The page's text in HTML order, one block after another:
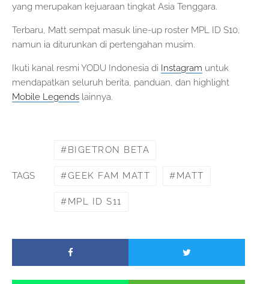
yang merupakan kejuaraan tingkat Asia Tenggara.
Terbaru, Matt sempat masuk line-up roster MPL ID S10,
namun ia diturunkan di pertengahan musim.
Ikuti kanal resmi YODU Indonesia di Instagram untuk
mendapatkan seluruh berita, panduan, dan highlight
Mobile Legends lainnya.
TAGS
BIGETRON BETA
GEEK FAM MATT MATT
MPL ID S11